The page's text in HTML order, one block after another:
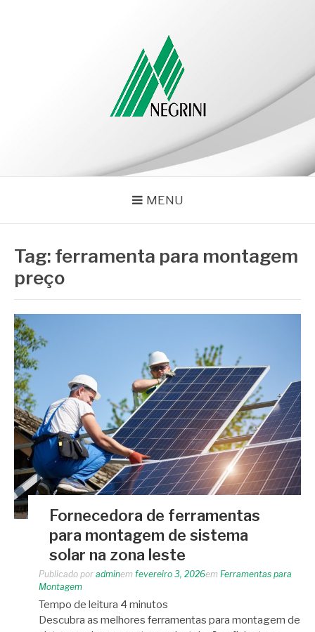
MENU
Tag: ferramenta para montagem
preço
Fornecedora de ferramentas
para montagem de sistema
solar na zona leste
Publicado por adminem fevereiro 3, 2026em Ferramentas para
Montagem
Tempo de leitura 4 minutos
Descubra as melhores ferramentas para montagem de